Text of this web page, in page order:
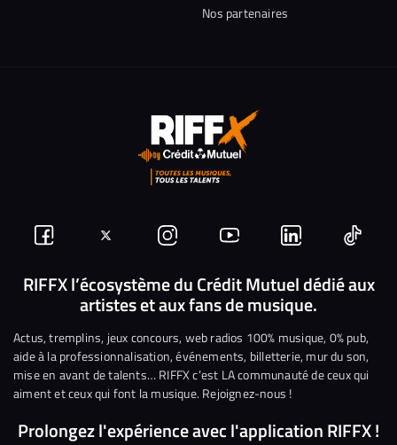
Nos partenaires
Suivez-
nous
Facebook
Suivez-
nous
sur
Twitter
Nous
rejoindre
sur
Instagram
Nous
rejoindre
sur
YouTube
Nous
rejoindre
sur
Linkedin
Nous
RIFFX l’écosystème du Crédit Mutuel dédié aux
artistes et aux fans de musique.
Actus, tremplins, jeux concours, web radios 100% musique, 0% pub,
aide à la professionnalisation, événements, billetterie, mur du son,
mise en avant de talents… RIFFX c’est LA communauté de ceux qui
aiment et ceux qui font la musique. Rejoignez-nous !
Prolongez l'expérience avec l'application RIFFX !